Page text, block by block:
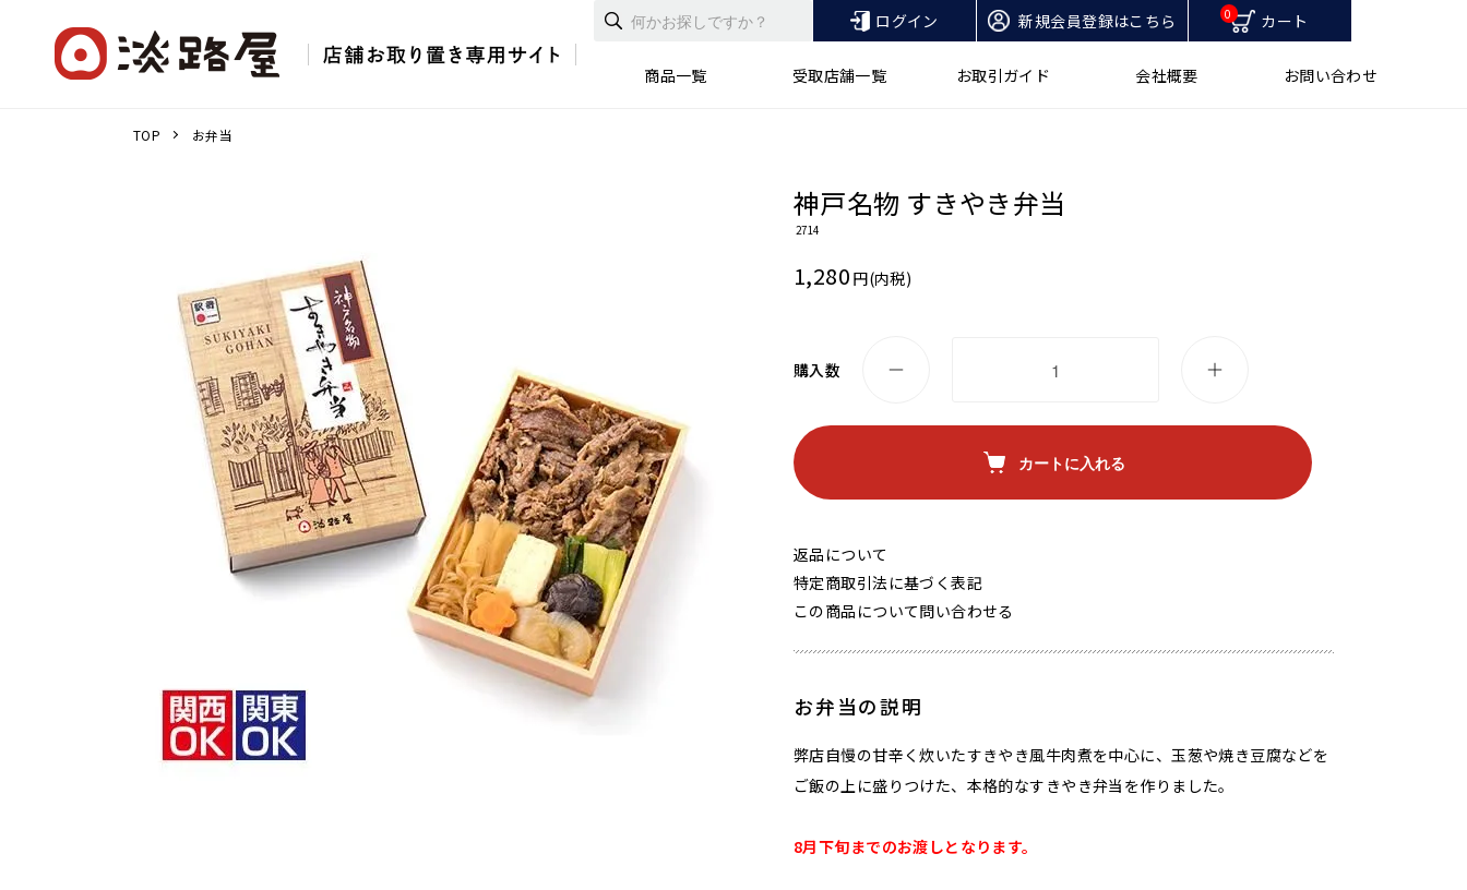
ログイン 新規会員登録はこちら 0 カート
商品一覧 受取店舗一覧 お取引ガイド 会社概要 お問い合わせ
TOP お弁当
神戸名物 すきやき弁当
2714
1,280 円(内税)
購入数
カートに入れる
返品について
特定商取引法に基づく表記
この商品について問い合わせる
お弁当の説明
弊店自慢の甘辛く炊いたすきやき風牛肉煮を中心に、玉葱や焼き豆腐などを
ご飯の上に盛りつけた、本格的なすきやき弁当を作りました。
8月下旬までのお渡しとなります。